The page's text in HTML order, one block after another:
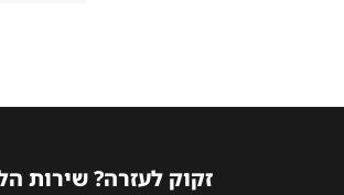
זקוק לעזרה? שירות